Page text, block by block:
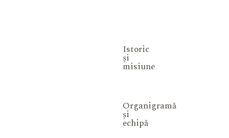
Istoric
și
misiune
Organigramă
și
echipă